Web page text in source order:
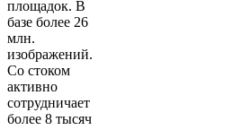
площадок. В
базе более 26
млн.
изображений.
Со стоком
активно
сотрудничает
более 8 тысяч